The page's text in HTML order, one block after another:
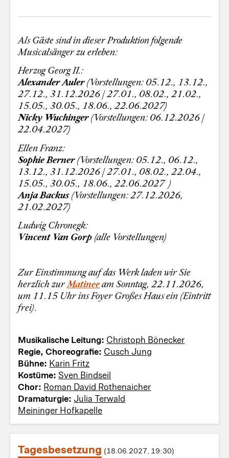
Als Gäste sind in dieser Produktion folgende
Musicalsänger zu erleben:
Herzog Georg II.:
Alexander Auler(Vorstellungen: 05.12., 13.12.,
27.12., 31.12.2026 |27.01., 08.02., 21.02.,
15.05., 30.05., 18.06., 22.06.2027)
Nicky Wuchinger(Vorstellungen: 06.12.2026 |
22.04.2027)
Ellen Franz:
Sophie Berner(Vorstellungen: 05.12., 06.12.,
13.12., 31.12.2026 | 27.01., 08.02., 22.04.,
15.05., 30.05., 18.06., 22.06.2027 )
Anja Backus(Vorstellungen: 27.12.2026,
21.02.2027)
Ludwig Chronegk:
Vincent Van Gorp(alle Vorstellungen)
Zur Einstimmung auf das Werk laden wir Sie
herzlich zurMatineeam Sonntag, 22.11.2026,
um 11.15 Uhr ins Foyer Großes Haus ein (Eintritt
frei).
Musikalische Leitung: Christoph Bönecker
Regie, Choreografie: Cusch Jung
Bühne: Karin Fritz
Kostüme: Sven Bindseil
Chor: Roman David Rothenaicher
Dramaturgie:Julia Terwald
Meininger Hofkapelle
Tagesbesetzung (18.06.2027, 19:30)